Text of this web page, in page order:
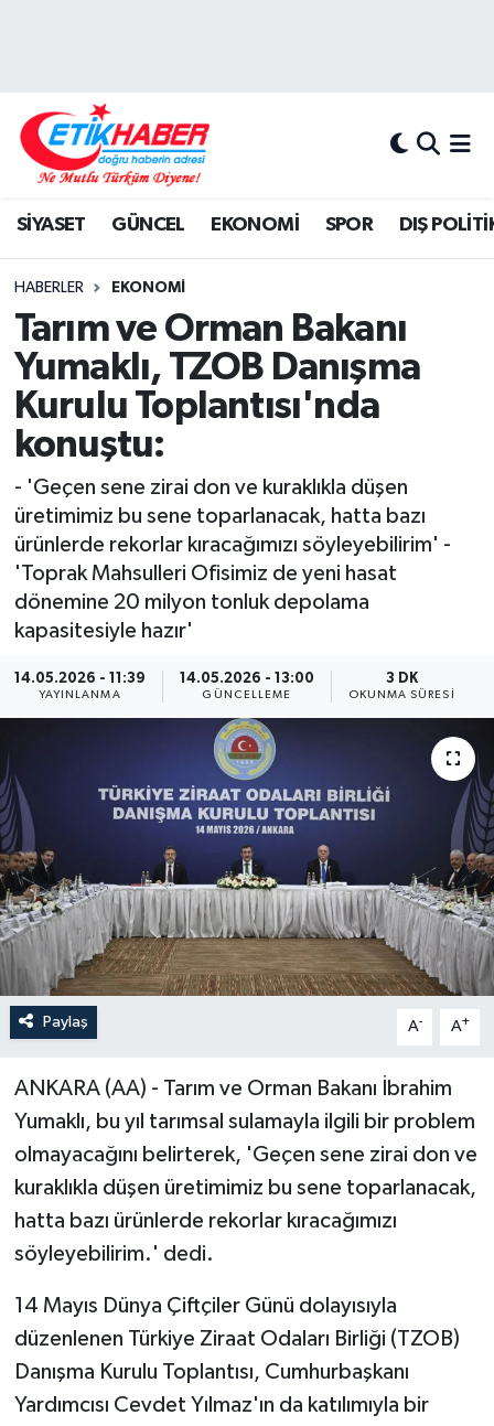
SİYASET GÜNCEL EKONOMİ SPOR DIŞ
HABERLER EKONOMİ
Tarım ve Orman Bakanı
Yumaklı, TZOB Danışma
Kurulu Toplantısı'nda
konuştu:
- 'Geçen sene zirai don ve kuraklıkla düşen
üretimimiz bu sene toparlanacak, hatta bazı
ürünlerde rekorlar kıracağımızı söyleyebilirim' -
'Toprak Mahsulleri Ofisimiz de yeni hasat
dönemine 20 milyon tonluk depolama
kapasitesiyle hazır'
14.05.2026 - 11:39
YAYINLANMA
14.05.2026 - 13:00
GÜNCELLEME
3 DK
OKUNMA SÜRESI
Paylaş A- A+
ANKARA (AA) - Tarım ve Orman Bakanı İbrahim
Yumaklı, bu yıl tarımsal sulamayla ilgili bir problem
olmayacağını belirterek, 'Geçen sene zirai don ve
kuraklıkla düşen üretimimiz bu sene toparlanacak,
hatta bazı ürünlerde rekorlar kıracağımızı
söyleyebilirim.' dedi.
14 Mayıs Dünya Çiftçiler Günü dolayısıyla
düzenlenen Türkiye Ziraat Odaları Birliği (TZOB)
Danışma Kurulu Toplantısı, Cumhurbaşkanı
Yardımcısı Cevdet Yılmaz'ın da katılımıyla bir
DIŞ POLİTİKA
KÖŞE YAZILARI
KÜLTÜR-SANAT-MAGAZİN
ÖZEL HABER
RÖPORTAJLAR
SAĞLIK
SİYASET
YAŞAM
Yerel
Hava Durumu
Tüm Manşetler
Son Dakika Haberleri
Haber Arşivi